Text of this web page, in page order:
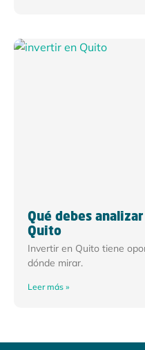
Qué debes
Quito
Invertir en Quito tiene
dónde mirar.
Leer más »